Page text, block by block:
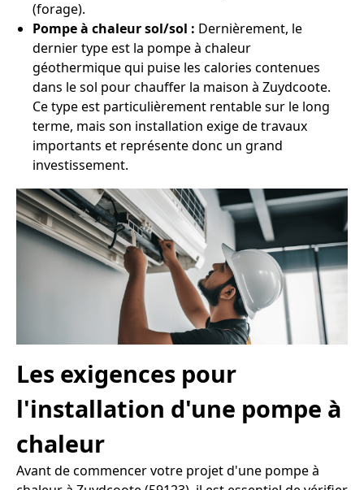
(forage).
Pompe à chaleur sol/sol : Dernièrement, le
dernier type est la pompe à chaleur
géothermique qui puise les calories contenues
dans le sol pour chauffer la maison à Zuydcoote.
Ce type est particulièrement rentable sur le long
terme, mais son installation exige de travaux
importants et représente donc un grand
investissement.
Les exigences pour
l'installation d'une pompe à
chaleur
Avant de commencer votre projet d'une pompe à